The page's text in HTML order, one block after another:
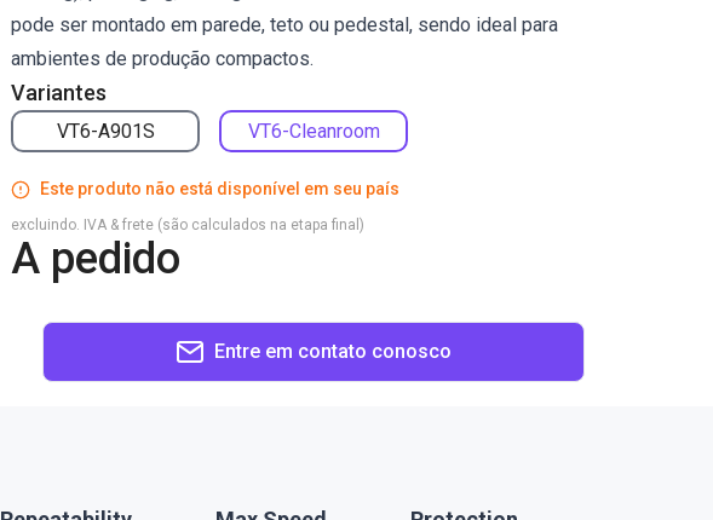
Variantes
VT6-A901S VT6-Cleanroom
pode ser montado em parede, teto ou pedestal, sendo ideal para
ambientes de produção compactos.
Este produto não está disponível em seu país
A pedido
excluindo. IVA & frete (são calculados na etapa final)
Entre em contato conosco